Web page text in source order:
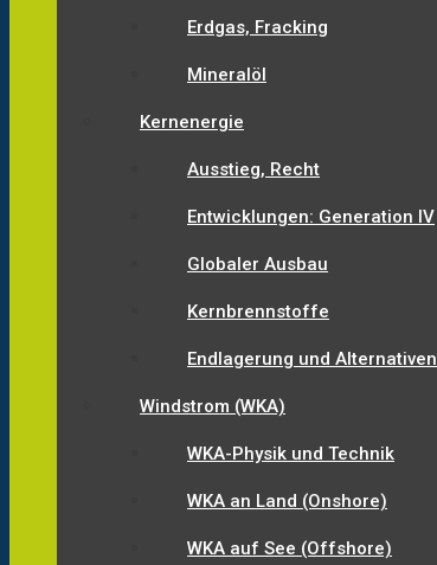
Erdgas, Fracking
Mineralöl
Kernenergie
Ausstieg, Recht
Entwicklungen: Generation IV
Globaler Ausbau
Kernbrennstoffe
Endlagerung und Alternativen
Windstrom (WKA)
WKA-Physik und Technik
WKA an Land (Onshore)
WKA auf See (Offshore)